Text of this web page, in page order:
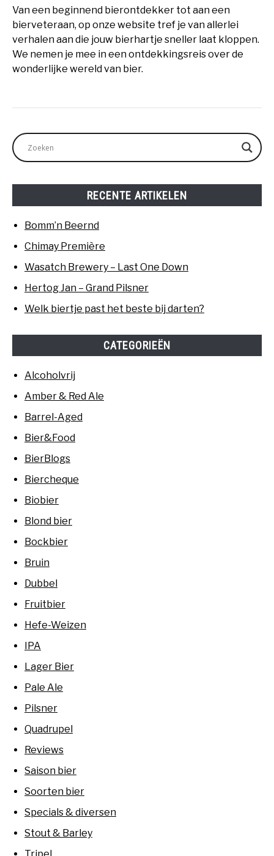
Van een beginnend bierontdekker tot aan een
bierveteraan, op onze website tref je van allerlei
verhalen aan die jouw bierhartje sneller laat kloppen.
We nemen je mee in een ontdekkingsreis over de
wonderlijke wereld van bier.
RECENTE ARTIKELEN
Bomm’n Beernd
Chimay Première
Wasatch Brewery – Last One Down
Hertog Jan – Grand Pilsner
Welk biertje past het beste bij darten?
CATEGORIEËN
Alcoholvrij
Amber & Red Ale
Barrel-Aged
Bier&Food
BierBlogs
Biercheque
Biobier
Blond bier
Bockbier
Bruin
Dubbel
Fruitbier
Hefe-Weizen
IPA
Lager Bier
Pale Ale
Pilsner
Quadrupel
Reviews
Saison bier
Soorten bier
Specials & diversen
Stout & Barley